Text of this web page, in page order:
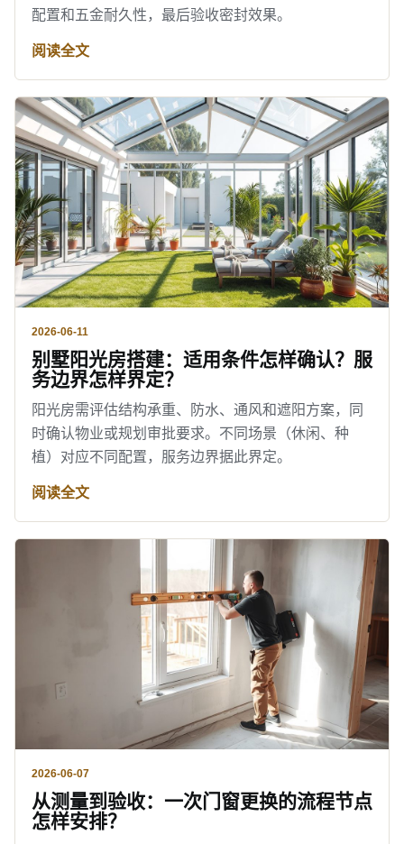
配置和五金耐久性，最后验收密封效果。
阅读全文
2026-06-11
别墅阳光房搭建：适用条件怎样确认？服
务边界怎样界定？
阳光房需评估结构承重、防水、通风和遮阳方案，同
时确认物业或规划审批要求。不同场景（休闲、种
植）对应不同配置，服务边界据此界定。
阅读全文
2026-06-07
从测量到验收：一次门窗更换的流程节点
怎样安排？